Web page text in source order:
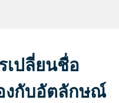
เปลี่ยนชื่อ
งกับอัตลักษณ์